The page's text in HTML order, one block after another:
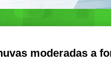
moderadas a